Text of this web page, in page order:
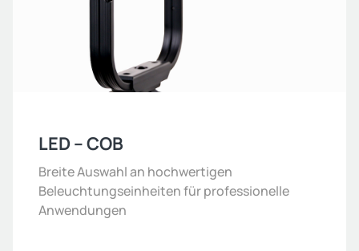
LED – COB
Breite Auswahl an hochwertigen
Beleuchtungseinheiten für professionelle
Anwendungen